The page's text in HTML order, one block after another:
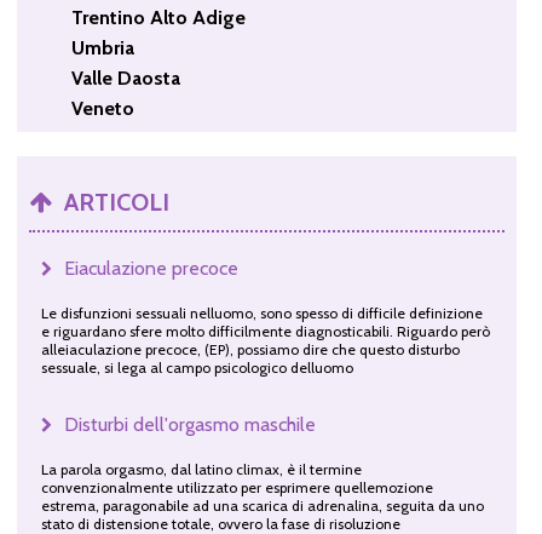
Trentino Alto Adige
Umbria
Valle Daosta
Veneto
ARTICOLI
Eiaculazione precoce
Le disfunzioni sessuali nelluomo, sono spesso di difficile definizione
e riguardano sfere molto difficilmente diagnosticabili. Riguardo però
alleiaculazione precoce, (EP), possiamo dire che questo disturbo
sessuale, si lega al campo psicologico delluomo
Disturbi dell'orgasmo maschile
La parola orgasmo, dal latino climax, è il termine
convenzionalmente utilizzato per esprimere quellemozione
estrema, paragonabile ad una scarica di adrenalina, seguita da uno
stato di distensione totale, ovvero la fase di risoluzione